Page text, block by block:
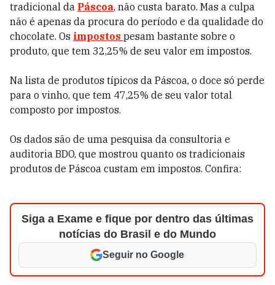
tradicional da Páscoa, não custa barato. Mas a culpa
não é apenas da procura do período e da qualidade do
chocolate. Os impostos pesam bastante sobre o
produto, que tem 32,25% de seu valor em impostos.
Na lista de produtos típicos da Páscoa, o doce só perde
para o vinho, que tem 47,25% de seu valor total
composto por impostos.
Os dados são de uma pesquisa da consultoria e
auditoria BDO, que mostrou quanto os tradicionais
produtos de Páscoa custam em impostos. Confira:
Siga a Exame e fique por dentro das últimas
notícias do Brasil e do Mundo
Seguir no Google